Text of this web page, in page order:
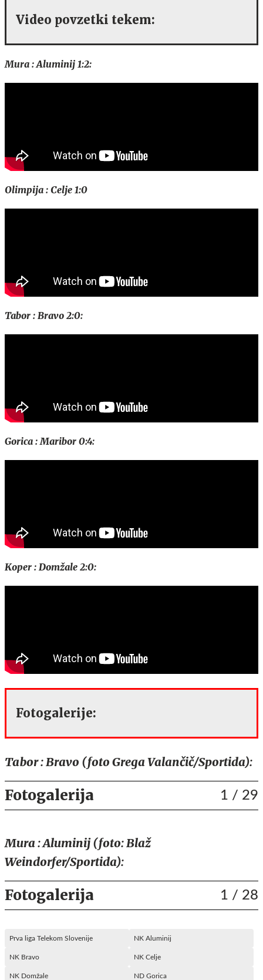
Video povzetki tekem:
Mura : Aluminij 1:2:
Olimpija : Celje 1:0
Tabor : Bravo 2:0:
Gorica : Maribor 0:4:
Koper : Domžale 2:0:
Fotogalerije:
Tabor : Bravo (foto Grega Valančič/Sportida):
Fotogalerija 1 / 29
Mura : Aluminij (foto: Blaž
Weindorfer/Sportida):
Fotogalerija 1 / 28
Prva liga Telekom Slovenije NK Aluminij
NK Bravo NK Celje
NK Domžale ND Gorica